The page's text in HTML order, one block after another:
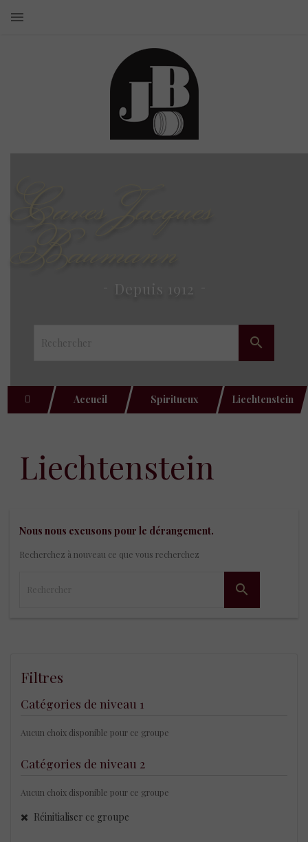
Depuis 1912

Accueil Spiritueux Liechtenstein
Filtres
Catégories de niveau 1
Aucun choix disponible pour ce groupe
Catégories de niveau 2
Aucun choix disponible pour ce groupe
Réinitialiser ce groupe
liechtenstein
Nous nous excusons pour le dérangement.
Recherchez à nouveau ce que vous recherchez
